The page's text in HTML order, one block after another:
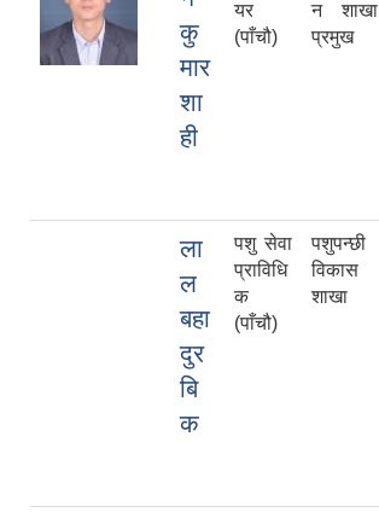
कु
मार
शा
ही
यर
(पाँचौ)
न शाखा
प्रमुख
ला
ल
बहा
दुर
बि
क
पशु सेवा
प्राविधि
क
(पाँचौ)
पशुपन्छी
विकास
शाखा